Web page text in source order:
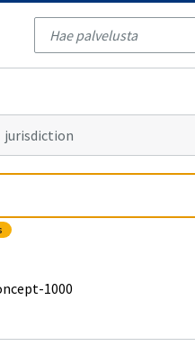
jurisdiction
1000